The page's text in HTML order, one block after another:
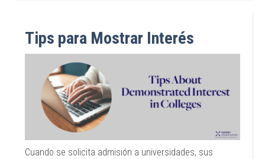
Tips para Mostrar Interés
Cuando se solicita admisión a universidades, sus